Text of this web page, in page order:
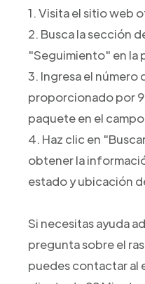
1. Visita el sitio web
2. Busca la sección
"Seguimiento" en la
3. Ingresa el número
proporcionado por
paquete en el
4. Haz clic en
obtener la
estado y ubicación
Si necesitas ayuda
pregunta sobre el
puedes contactar al